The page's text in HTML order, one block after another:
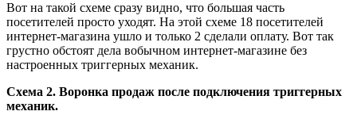
Вот на такой схеме сразу видно, что большая часть
посетителей просто уходят. На этой схеме 18 посетителей
интернет-магазина ушло и только 2 сделали оплату. Вот так
грустно обстоят дела вобычном интернет-магазине без
настроенных триггерных механик.
Схема 2. Воронка продаж после подключения триггерных
механик.